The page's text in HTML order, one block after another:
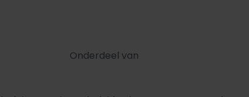
Onderdeel van